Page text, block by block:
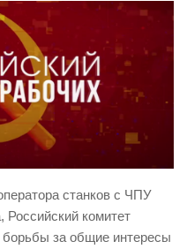
станков с ЧПУ
комитет
борьбы за общие интересы